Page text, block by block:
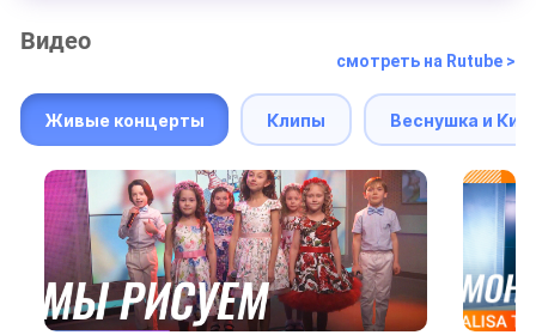
Видео
смотреть на Rutube >
Живые концерты Клипы Веснушка и